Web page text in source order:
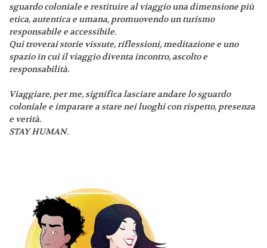
sguardo coloniale e restituire al viaggio una dimensione più
etica, autentica e umana, promuovendo un turismo
responsabile e accessibile.
Qui troverai storie vissute, riflessioni, meditazione e uno
spazio in cui il viaggio diventa incontro, ascolto e
responsabilità.
Viaggiare, per me, significa lasciare andare lo sguardo
coloniale e imparare a stare nei luoghi con rispetto, presenza
e verità.
STAY HUMAN.